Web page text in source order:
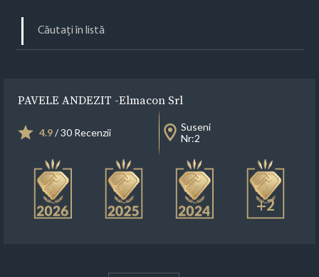
PAVELE ANDEZIT -Elmacon Srl
4.9/ 30 Recenzii
Suseni
Nr:2
+2